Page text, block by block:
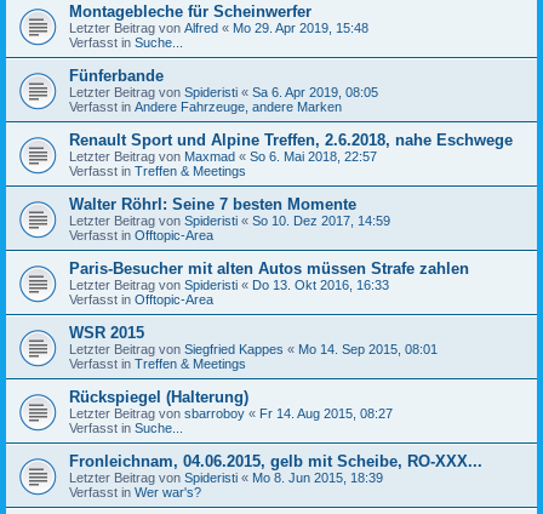
Montagebleche für Scheinwerfer
Letzter Beitrag von Alfred « Mo 29. Apr 2019, 15:48
Verfasst in Suche...
Fünferbande
Letzter Beitrag von Spideristi « Sa 6. Apr 2019, 08:05
Verfasst in Andere Fahrzeuge, andere Marken
Renault Sport und Alpine Treffen, 2.6.2018, nahe Eschwege
Letzter Beitrag von Maxmad « So 6. Mai 2018, 22:57
Verfasst in Treffen & Meetings
Walter Röhrl: Seine 7 besten Momente
Letzter Beitrag von Spideristi « So 10. Dez 2017, 14:59
Verfasst in Offtopic-Area
Paris-Besucher mit alten Autos müssen Strafe zahlen
Letzter Beitrag von Spideristi « Do 13. Okt 2016, 16:33
Verfasst in Offtopic-Area
WSR 2015
Letzter Beitrag von Siegfried Kappes « Mo 14. Sep 2015, 08:01
Verfasst in Treffen & Meetings
Rückspiegel (Halterung)
Letzter Beitrag von sbarroboy « Fr 14. Aug 2015, 08:27
Verfasst in Suche...
Fronleichnam, 04.06.2015, gelb mit Scheibe, RO-XXX...
Letzter Beitrag von Spideristi « Mo 8. Jun 2015, 18:39
Verfasst in Wer war's?